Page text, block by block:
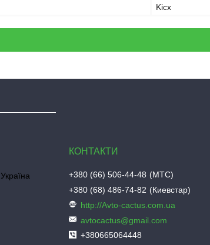
Kicx
+380 (66) 506-44-48
МТС
+380 (68) 486-74-82
Киевстар
http://Avto-cactus.com.ua
avtocactus@gmail.com
+380665064448